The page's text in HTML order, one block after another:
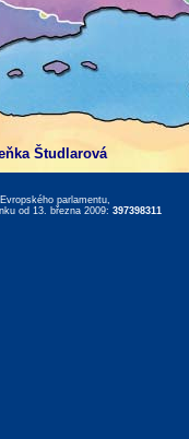
Študlarová
parlamentu,
od 13. března 2009: 397398311